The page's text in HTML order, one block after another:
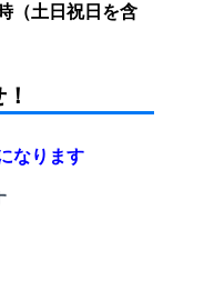
（土日祝日を含
なります